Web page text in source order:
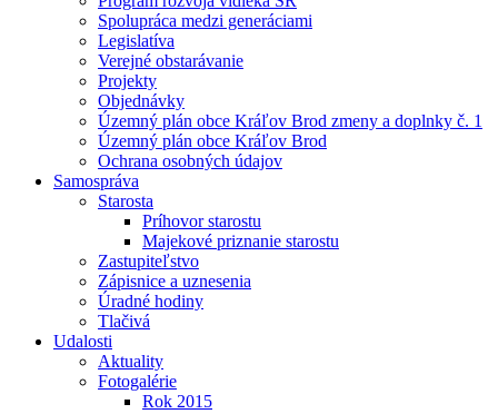
Spolupráca medzi generáciami
Legislatíva
Verejné obstarávanie
Projekty
Objednávky
Územný plán obce Kráľov Brod zmeny a doplnky č. 1
Územný plán obce Kráľov Brod
Ochrana osobných údajov
Samospráva
Starosta
Príhovor starostu
Majekové priznanie starostu
Zastupiteľstvo
Zápisnice a uznesenia
Úradné hodiny
Tlačivá
Udalosti
Aktuality
Fotogalérie
Rok 2015